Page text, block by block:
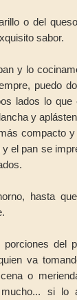
o del
sabor.
y lo
puedo
lados lo que
y
compacto
el pan se
hasta
del
va
o
si lo